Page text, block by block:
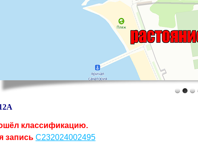
классификацию.
запись С232024002495